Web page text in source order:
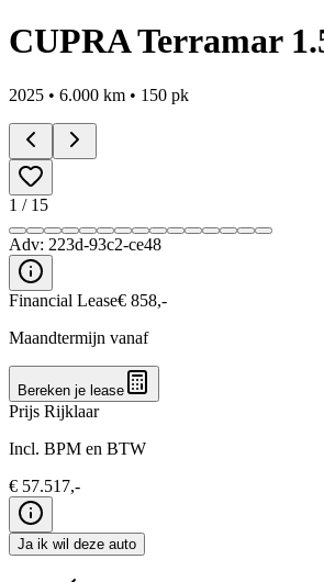
CUPRA Terramar
2025 • 6.000 km • 150 pk
1 / 15
Adv: 223d-93c2-ce48
Financial Lease€ 858,-
Maandtermijn vanaf
Bereken je lease
Prijs Rijklaar
Incl. BPM en BTW
€ 57.517,-
Ja ik wil deze auto